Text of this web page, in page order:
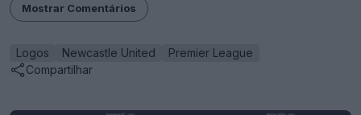
Mostrar Comentários
Logos Newcastle United
Premier League
Compartilhar